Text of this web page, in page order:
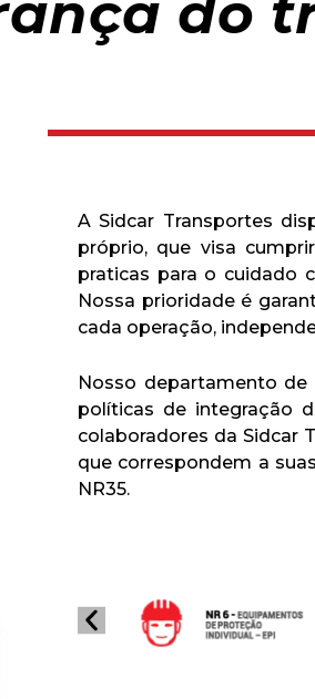
do
A Sidcar Transportes
próprio, que visa
praticas para o cuidado
Nossa prioridade é
cada operação,
Nosso departamento de
políticas de integração
colaboradores da Sidcar
que correspondem a suas
NR35.